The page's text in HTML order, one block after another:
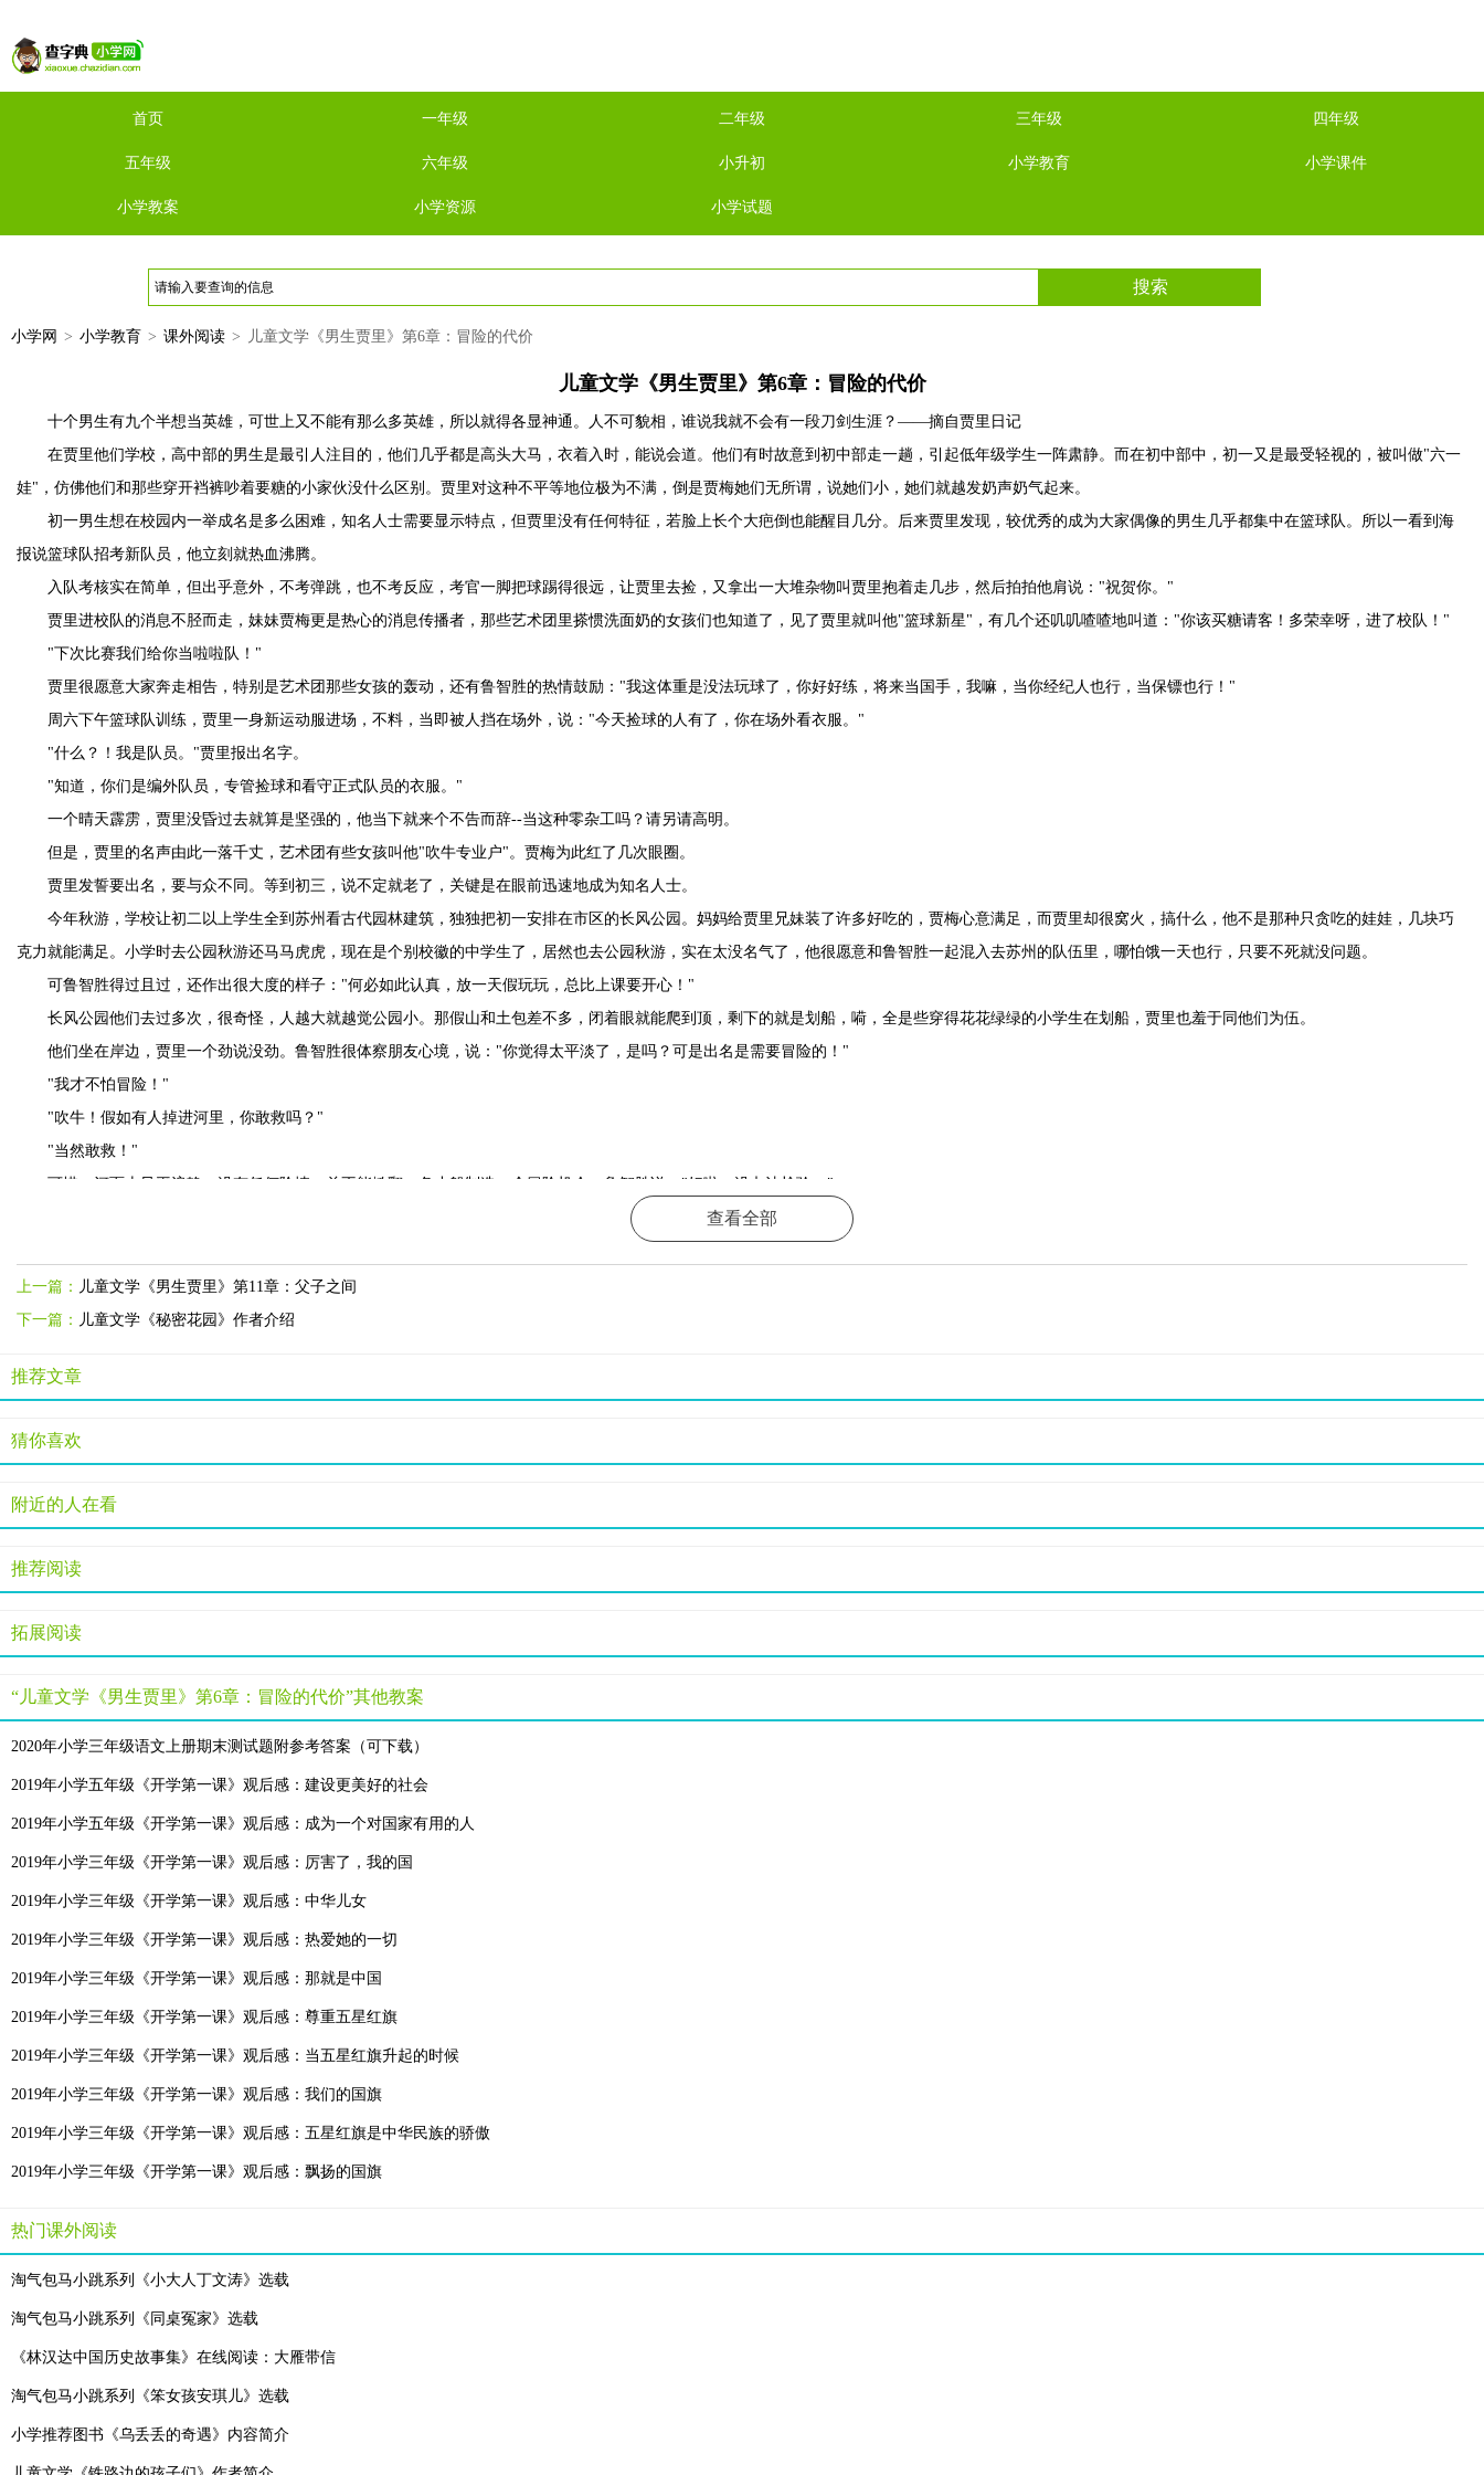
首页 一年级 二年级 三年级 四年级
五年级 六年级 小升初 小学教育 小学课件
小学教案 小学资源 小学试题
小学网 > 小学教育 > 课外阅读 > 儿童文学《男生贾里》第6章：冒险的代价
儿童文学《男生贾里》第6章：冒险的代价
十个男生有九个半想当英雄，可世上又不能有那么多英雄，所以就得各显神通。人不可貌相，谁说我就不会有一段刀剑生涯？——摘自贾里日记
在贾里他们学校，高中部的男生是最引人注目的，他们几乎都是高头大马，衣着入时，能说会道。他们有时故意到初中部走一趟，引起低年级学生一阵肃静。而在初中部中，初一又是最受轻视的，被叫做"六一
娃"，仿佛他们和那些穿开裆裤吵着要糖的小家伙没什么区别。贾里对这种不平等地位极为不满，倒是贾梅她们无所谓，说她们小，她们就越发奶声奶气起来。
初一男生想在校园内一举成名是多么困难，知名人士需要显示特点，但贾里没有任何特征，若脸上长个大疤倒也能醒目几分。后来贾里发现，较优秀的成为大家偶像的男生几乎都集中在篮球队。所以一看到海
报说篮球队招考新队员，他立刻就热血沸腾。
入队考核实在简单，但出乎意外，不考弹跳，也不考反应，考官一脚把球踢得很远，让贾里去捡，又拿出一大堆杂物叫贾里抱着走几步，然后拍拍他肩说："祝贺你。"
贾里进校队的消息不胫而走，妹妹贾梅更是热心的消息传播者，那些艺术团里搽惯洗面奶的女孩们也知道了，见了贾里就叫他"篮球新星"，有几个还叽叽喳喳地叫道："你该买糖请客！多荣幸呀，进了校队！"
"下次比赛我们给你当啦啦队！"
贾里很愿意大家奔走相告，特别是艺术团那些女孩的轰动，还有鲁智胜的热情鼓励："我这体重是没法玩球了，你好好练，将来当国手，我嘛，当你经纪人也行，当保镖也行！"
周六下午篮球队训练，贾里一身新运动服进场，不料，当即被人挡在场外，说："今天捡球的人有了，你在场外看衣服。"
"什么？！我是队员。"贾里报出名字。
"知道，你们是编外队员，专管捡球和看守正式队员的衣服。"
一个晴天霹雳，贾里没昏过去就算是坚强的，他当下就来个不告而辞--当这种零杂工吗？请另请高明。
但是，贾里的名声由此一落千丈，艺术团有些女孩叫他"吹牛专业户"。贾梅为此红了几次眼圈。
贾里发誓要出名，要与众不同。等到初三，说不定就老了，关键是在眼前迅速地成为知名人士。
今年秋游，学校让初二以上学生全到苏州看古代园林建筑，独独把初一安排在市区的长风公园。妈妈给贾里兄妹装了许多好吃的，贾梅心意满足，而贾里却很窝火，搞什么，他不是那种只贪吃的娃娃，几块巧
克力就能满足。小学时去公园秋游还马马虎虎，现在是个别校徽的中学生了，居然也去公园秋游，实在太没名气了，他很愿意和鲁智胜一起混入去苏州的队伍里，哪怕饿一天也行，只要不死就没问题。
可鲁智胜得过且过，还作出很大度的样子："何必如此认真，放一天假玩玩，总比上课要开心！"
长风公园他们去过多次，很奇怪，人越大就越觉公园小。那假山和土包差不多，闭着眼就能爬到顶，剩下的就是划船，嗬，全是些穿得花花绿绿的小学生在划船，贾里也羞于同他们为伍。
他们坐在岸边，贾里一个劲说没劲。鲁智胜很体察朋友心境，说："你觉得太平淡了，是吗？可是出名是需要冒险的！"
"我才不怕冒险！"
"吹牛！假如有人掉进河里，你敢救吗？"
"当然敢救！"
可惜，河面上风平浪静，没有任何险情，总不能掀翻一条小船制造一个冒险机会。鲁智胜说："好啦，没办法检验。"
"你跳下水去，然后我来救你。这样，我们两个都出名了！"
鲁智胜说："那样我会变成个丑角，再说，我怕水，是个旱鸭子！"--是个旱鸭子其实更逼真，会游泳还要人救？
"那不行，没人相信，说不定大家会说咱们讲迷信，老脑筋。"贾里摇摇头。
"对，最好是条毒蛇，吐着红信子，这样才惊险。"
"抓住它的七寸就行！"贾里说，"喂它个蛤蟆。"
这个瞻前顾后的家伙，假如面面俱到，哪还叫冒险！真是彻底的平庸。
贾里只听耳里轰的一下，陷入一种极度兴奋状态，只在电视里见过那些力斗歹徒的勇士，没料到，机会那么偏爱他。他什么也顾不得多想，说了声："上！"就像弯弓出箭一般呼啸而去，直奔那个男人，有点奋不
顾身。
那大盗也怪，被贾里拦腰一把抱住后，倒不拔出匕首什么的利器，只是破口大骂说："他妈的，你捣什么乱！再不松手我就揍你！"
"你，你不是说，抓，抓他！"贾里急得语无伦次。
"搞什么，我们是一家人，儿子任性，发了脾气就跑！"那妇女说，"我叫他爸爸去追！"
贾里这才想起刚才是看见有个男孩一溜烟跑去，现在已无影无踪了。
鲁智胜捂住脸，急歪歪地说："怪他为什么拿女人用的红包--我们以为他是抢劫来的！"
"帮老婆提包不行吗？"那男人理直气壮，仿佛那也是个英雄业绩，"到你们大了，也会常常做这种差使的。"
贾里抬头望去，只见鲁智胜确实受了些轻伤，脸颊上擦破一块皮，没出什么血，只是出现几道血痕，像是磨过头的牛仔布上的斑纹。
"很疼吗？"贾里只会用一味药，"我去讨些止痛药给你。"
"真倒霉，英雄没做成，倒差点成了狗熊。"贾里说，"不过，这是我们两个男子汉的秘密，你总不会甘于当笑料吧？"
"世界上这种傻瓜已经绝迹了。"鲁智胜有时候会显出精明本色，"你是个徐文长，依你看，怎么向大家解释这些伤痕？"
"对，可以把那个男人说成是真正的大盗，搏斗中，你受轻伤倒下了，我却将他生擒，你看怎样？"
但就是这个枝节问题，使他们好生烦恼，怎么也确定不了哪种说法好，鲁智胜闲下来就生事，嚷嚷说伤口痛得极凶，一跳一跳。卫生老师坐在大草地上，她带了一个药箱，但他们没去求她，主要是没想好怎么
查看全部
上一篇： 儿童文学《男生贾里》第11章：父子之间
下一篇： 儿童文学《秘密花园》作者介绍
推荐文章
猜你喜欢
附近的人在看
推荐阅读
拓展阅读
“儿童文学《男生贾里》第6章：冒险的代价”其他教案
2020年小学三年级语文上册期末测试题附参考答案（可下载）
2019年小学五年级《开学第一课》观后感：建设更美好的社会
2019年小学五年级《开学第一课》观后感：成为一个对国家有用的人
2019年小学三年级《开学第一课》观后感：厉害了，我的国
2019年小学三年级《开学第一课》观后感：中华儿女
2019年小学三年级《开学第一课》观后感：热爱她的一切
2019年小学三年级《开学第一课》观后感：那就是中国
2019年小学三年级《开学第一课》观后感：尊重五星红旗
2019年小学三年级《开学第一课》观后感：当五星红旗升起的时候
2019年小学三年级《开学第一课》观后感：我们的国旗
2019年小学三年级《开学第一课》观后感：五星红旗是中华民族的骄傲
2019年小学三年级《开学第一课》观后感：飘扬的国旗
热门课外阅读
淘气包马小跳系列《小大人丁文涛》选载
淘气包马小跳系列《同桌冤家》选载
《林汉达中国历史故事集》在线阅读：大雁带信
淘气包马小跳系列《笨女孩安琪儿》选载
小学推荐图书《乌丢丢的奇遇》内容简介